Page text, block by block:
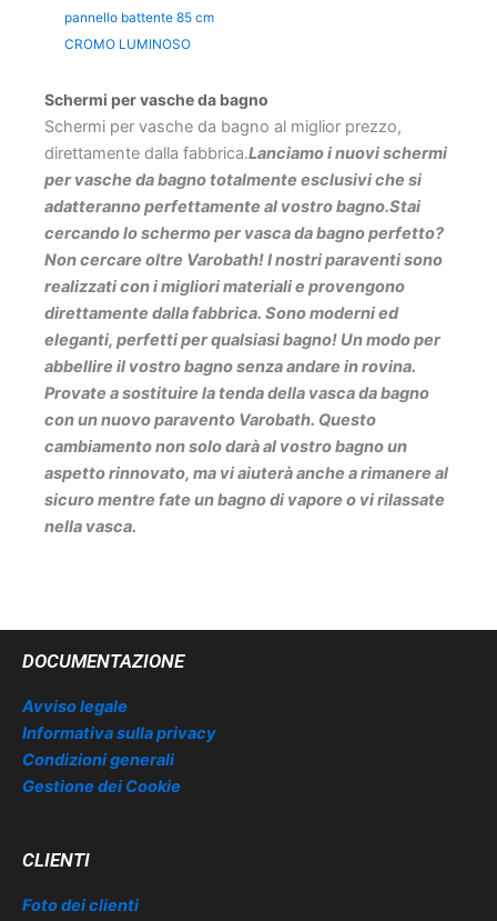
pannello battente 85 cm
CROMO LUMINOSO
Schermi per vasche da bagno
Schermi per vasche da bagno al miglior prezzo,
direttamente dalla fabbrica.Lanciamo i nuovi schermi
per vasche da bagno totalmente esclusivi che si
adatteranno perfettamente al vostro bagno.Stai
cercando lo schermo per vasca da bagno perfetto?
Non cercare oltre Varobath! I nostri paraventi sono
realizzati con i migliori materiali e provengono
direttamente dalla fabbrica. Sono moderni ed
eleganti, perfetti per qualsiasi bagno! Un modo per
abbellire il vostro bagno senza andare in rovina.
Provate a sostituire la tenda della vasca da bagno
con un nuovo paravento Varobath. Questo
cambiamento non solo darà al vostro bagno un
aspetto rinnovato, ma vi aiuterà anche a rimanere al
sicuro mentre fate un bagno di vapore o vi rilassate
nella vasca.
DOCUMENTAZIONE
Avviso legale
Informativa sulla privacy
Condizioni generali
Gestione dei Cookie
CLIENTI
Foto dei clienti